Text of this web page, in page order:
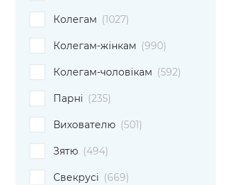
Колегам (1027)
Колегам-жінкам (990)
Колегам-чоловікам (592)
Парні (235)
Вихователю (501)
Зятю (494)
Свекрусі (669)